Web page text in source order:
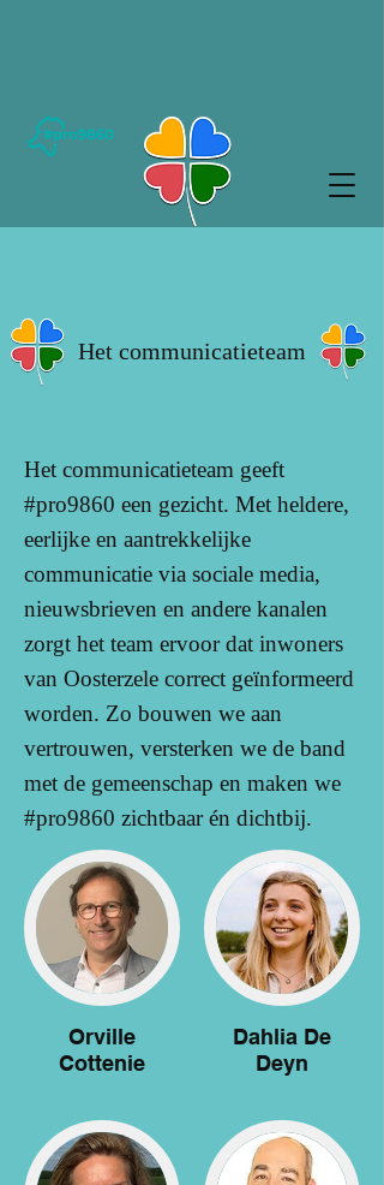
Het communicatieteam
Het communicatieteam geeft
#pro9860 een gezicht. Met heldere,
eerlijke en aantrekkelijke
communicatie via sociale media,
nieuwsbrieven en andere kanalen
zorgt het team ervoor dat inwoners
van Oosterzele correct geïnformeerd
worden. Zo bouwen we aan
vertrouwen, versterken we de band
met de gemeenschap en maken we
#pro9860 zichtbaar én dichtbij.
Orville
Cottenie
Dahlia De
Deyn